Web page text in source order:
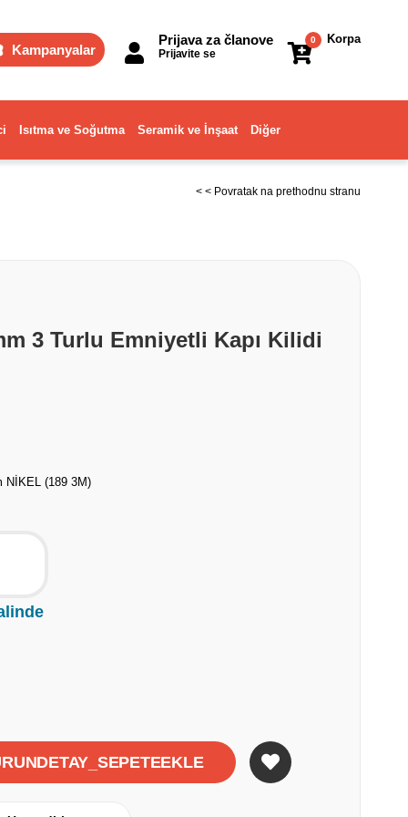
Kampanyalar
Korpa
0
Prijava za članove
Prijavite se
Isıtma ve Soğutma Seramik ve İnşaat Diğer
< < Povratak na prethodnu stranu
3 Turlu Emniyetli Kapı Kilidi
NİKEL (189 3M)